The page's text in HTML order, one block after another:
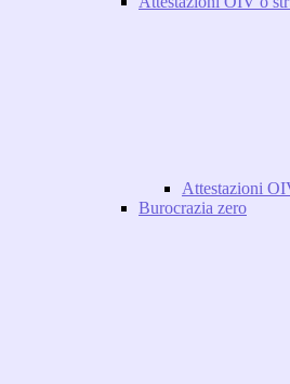
Attestazioni
Burocrazia zero